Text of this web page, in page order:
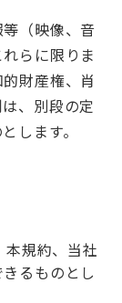
（映像、音
らに限りま
財産権、肖
、別段の定
します。
規約、当社
るものとし